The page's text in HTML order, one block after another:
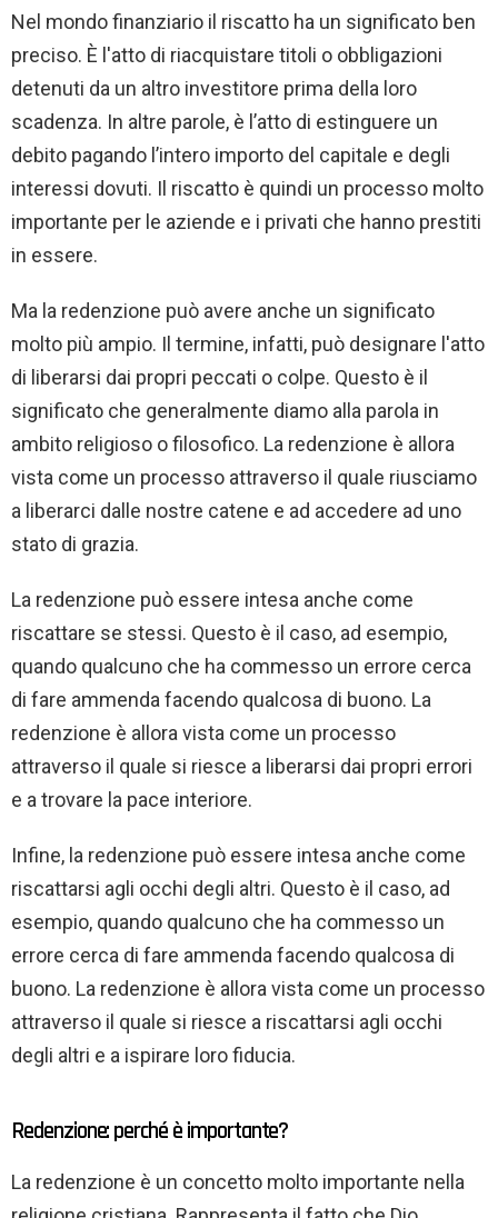
Nel mondo finanziario il riscatto ha un significato ben
preciso. È l'atto di riacquistare titoli o obbligazioni
detenuti da un altro investitore prima della loro
scadenza. In altre parole, è l’atto di estinguere un
debito pagando l’intero importo del capitale e degli
interessi dovuti. Il riscatto è quindi un processo molto
importante per le aziende e i privati ​​che hanno prestiti
in essere.
Ma la redenzione può avere anche un significato
molto più ampio. Il termine, infatti, può designare l'atto
di liberarsi dai propri peccati o colpe. Questo è il
significato che generalmente diamo alla parola in
ambito religioso o filosofico. La redenzione è allora
vista come un processo attraverso il quale riusciamo
a liberarci dalle nostre catene e ad accedere ad uno
stato di grazia.
La redenzione può essere intesa anche come
riscattare se stessi. Questo è il caso, ad esempio,
quando qualcuno che ha commesso un errore cerca
di fare ammenda facendo qualcosa di buono. La
redenzione è allora vista come un processo
attraverso il quale si riesce a liberarsi dai propri errori
e a trovare la pace interiore.
Infine, la redenzione può essere intesa anche come
riscattarsi agli occhi degli altri. Questo è il caso, ad
esempio, quando qualcuno che ha commesso un
errore cerca di fare ammenda facendo qualcosa di
buono. La redenzione è allora vista come un processo
attraverso il quale si riesce a riscattarsi agli occhi
degli altri e a ispirare loro fiducia.
Redenzione: perché è importante?
La redenzione è un concetto molto importante nella